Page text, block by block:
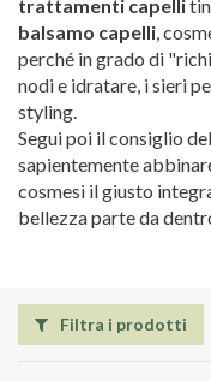
trattamenti capelli
balsamo capelli ,
perché in grado di
nodi e idratare, i sieri
styling.
Segui poi il consiglio
sapientemente
cosmesi il giusto
bellezza parte da
Filtra i prodotti